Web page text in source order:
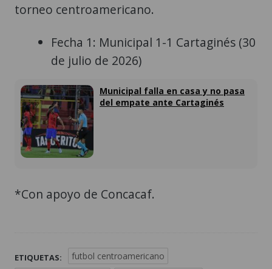
torneo centroamericano.
Fecha 1: Municipal 1-1 Cartaginés (30
de julio de 2026)
Municipal falla en casa y no pasa
del empate ante Cartaginés
*Con apoyo de Concacaf.
ETIQUETAS:
futbol centroamericano